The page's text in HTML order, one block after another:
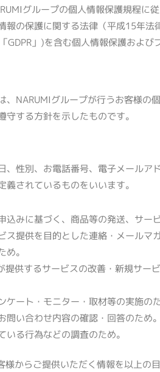
グループの個人情報保護規程に
報の保護に関する法律（平成15年法
「GDPR 」 )を含む個人情報保護および
NARUMIグループが行うお客様の
守する方針を示したものです。
、性別、お電話番号、電子メールア
されているものをいいます。
込みに基づく、商品等の発送、サー
ス提供を目的とした連絡・メールマ
。
提供するサービスの改善・新規サー
ケート・モニター・取材等の実施のた
問い合わせ内容の確認・回答のため。
いる行為などの調査のため。
様からご提供いただく情報を以上の